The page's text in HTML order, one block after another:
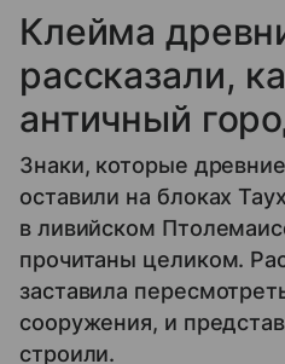
Клейма
рассказали,
античный
Знаки, которые
оставили на блоках
в ливийском
прочитаны целиком.
заставила
сооружения, и
строили.